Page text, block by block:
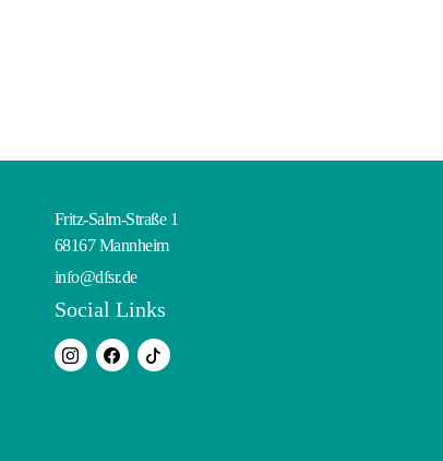
Fritz-Salm-Straße 1
68167 Mannheim
info@dfsr.de
Social Links